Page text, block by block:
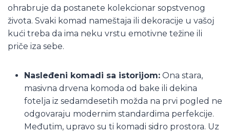
ohrabruje da postanete kolekcionar sopstvenog
života. Svaki komad nameštaja ili dekoracije u vašoj
kući treba da ima neku vrstu emotivne težine ili
priče iza sebe.
Nasleđeni komadi sa istorijom: Ona stara,
masivna drvena komoda od bake ili dekina
fotelja iz sedamdesetih možda na prvi pogled ne
odgovaraju modernim standardima perfekcije.
Međutim, upravo su ti komadi sidro prostora. Uz